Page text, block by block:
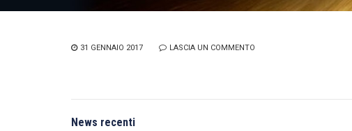
31 GENNAIO 2017 LASCIA UN COMMENTO
News recenti